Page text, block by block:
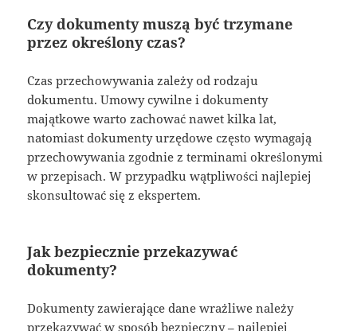
Czy dokumenty muszą być trzymane
przez określony czas?
Czas przechowywania zależy od rodzaju
dokumentu. Umowy cywilne i dokumenty
majątkowe warto zachować nawet kilka lat,
natomiast dokumenty urzędowe często wymagają
przechowywania zgodnie z terminami określonymi
w przepisach. W przypadku wątpliwości najlepiej
skonsultować się z ekspertem.
Jak bezpiecznie przekazywać
dokumenty?
Dokumenty zawierające dane wrażliwe należy
przekazywać w sposób bezpieczny – najlepiej